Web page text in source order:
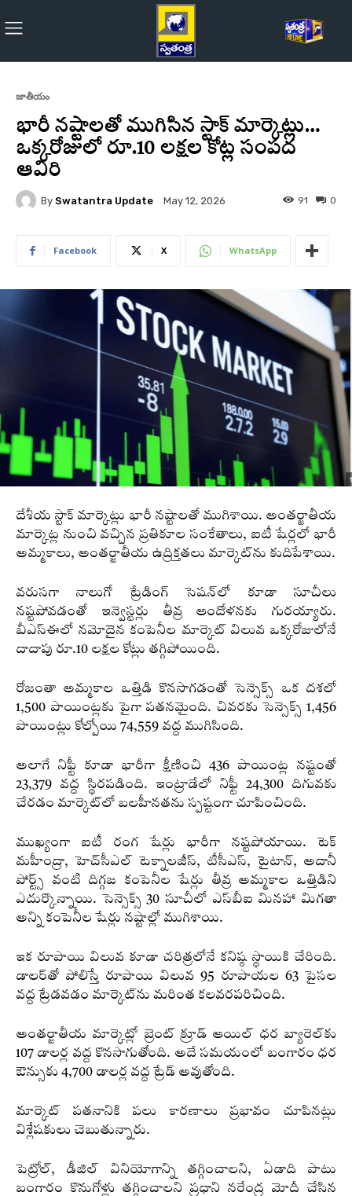
జాతీయం
భారీ నష్టాలతో ముగిసిన స్టాక్‌ మార్కెట్లు…
ఒక్కరోజులో రూ.10 లక్షల కోట్ల సంపద
ఆవిరి
By Swatantra Update May 12, 2026 0
91
Facebook X WhatsApp
దేశీయ స్టాక్ మార్కెట్లు భారీ నష్టాలతో ముగిశాయి. అంతర్జాతీయ
మార్కెట్ల నుంచి వచ్చిన ప్రతికూల సంకేతాలు, ఐటీ షేర్లలో భారీ
అమ్మకాలు, అంతర్జాతీయ ఉద్రిక్తతలు మార్కెట్‌ను కుదిపేశాయి.
వరుసగా నాలుగో ట్రేడింగ్ సెషన్‌లో కూడా సూచీలు
నష్టపోవడంతో ఇన్వెస్టర్లు తీవ్ర ఆందోళనకు గురయ్యారు.
బీఎస్‌ఈలో నమోదైన కంపెనీల మార్కెట్ విలువ ఒక్కరోజులోనే
దాదాపు రూ.10 లక్షల కోట్లు తగ్గిపోయింది.
రోజంతా అమ్మకాల ఒత్తిడి కొనసాగడంతో సెన్సెక్స్ ఒక దశలో
1,500 పాయింట్లకు పైగా పతనమైంది. చివరకు సెన్సెక్స్ 1,456
పాయింట్లు కోల్పోయి 74,559 వద్ద ముగిసింది.
అలాగే నిఫ్టీ కూడా భారీగా క్షీణించి 436 పాయింట్ల నష్టంతో
23,379 వద్ద స్థిరపడింది. ఇంట్రాడేలో నిఫ్టీ 24,300 దిగువకు
చేరడం మార్కెట్‌లో బలహీనతను స్పష్టంగా చూపించింది.
ముఖ్యంగా ఐటీ రంగ షేర్లు భారీగా నష్టపోయాయి. టెక్
మహీంద్రా, హెచ్‌సీఎల్ టెక్నాలజీస్, టీసీఎస్, టైటాన్, అదానీ
పోర్ట్స్ వంటి దిగ్గజ కంపెనీల షేర్లు తీవ్ర అమ్మకాల ఒత్తిడిని
ఎదుర్కొన్నాయి. సెన్సెక్స్ 30 సూచీలో ఎస్‌బీఐ మినహా మిగతా
అన్ని కంపెనీల షేర్లు నష్టాల్లో ముగిశాయి.
ఇక రూపాయి విలువ కూడా చరిత్రలోనే కనిష్ఠ స్థాయికి చేరింది.
డాలర్‌తో పోలిస్తే రూపాయి విలువ 95 రూపాయల 63 పైసల
వద్ద ట్రేడవడం మార్కెట్‌ను మరింత కలవరపరిచింది.
అంతర్జాతీయ మార్కెట్లో బ్రెంట్ క్రూడ్ ఆయిల్ ధర బ్యారెల్‌కు
107 డాలర్ల వద్ద కొనసాగుతోంది. అదే సమయంలో బంగారం ధర
ఔన్సుకు 4,700 డాలర్ల వద్ద ట్రేడ్ అవుతోంది.
మార్కెట్ పతనానికి పలు కారణాలు ప్రభావం చూపినట్లు
విశ్లేషకులు చెబుతున్నారు.
పెట్రోల్, డీజిల్ వినియోగాన్ని తగ్గించాలని, ఏడాది పాటు
బంగారం కొనుగోళ్లు తగ్గించాలని ప్రధాని నరేంద్ర మోదీ చేసిన